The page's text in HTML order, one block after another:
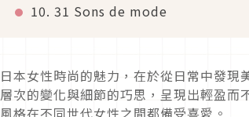
10. 31 Sons de mode
日本女性時尚的魅力，在於從日常中發現
層次的變化與細節的巧思，呈現出輕盈
風格在不同世代女性之間都備受喜愛。